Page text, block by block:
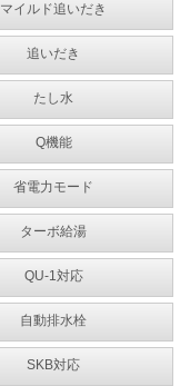
マイルド追いだき
追いだき
たし水
Q機能
省電力モード
ターボ給湯
QU-1対応
自動排水栓
SKB対応